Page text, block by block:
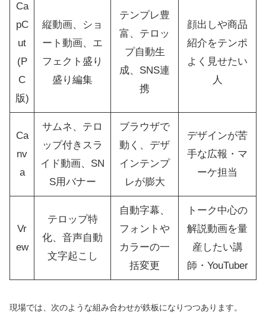
Ca
pC
ut
(P
C
版)
縦動画、ショ
ート動画、エ
フェクト盛り
盛り編集
テンプレ豊
富、テロッ
プ自動生
成、SNS連
携
顔出しや商品
紹介をテンポ
よく見せたい
人
Ca
nv
a
サムネ、テロ
ップ付きスラ
イド動画、SN
S用バナー
ブラウザで
動く、デザ
インテンプ
レが膨大
デザインが苦
手な広報・マ
ーケ担当
Vr
ew
テロップ特
化、音声自動
文字起こし
自動字幕、
フォントや
カラーの一
括変更
トーク中心の
解説動画を量
産したい講
師・YouTuber
現場では、次のような組み合わせが鉄板になりつつあります。